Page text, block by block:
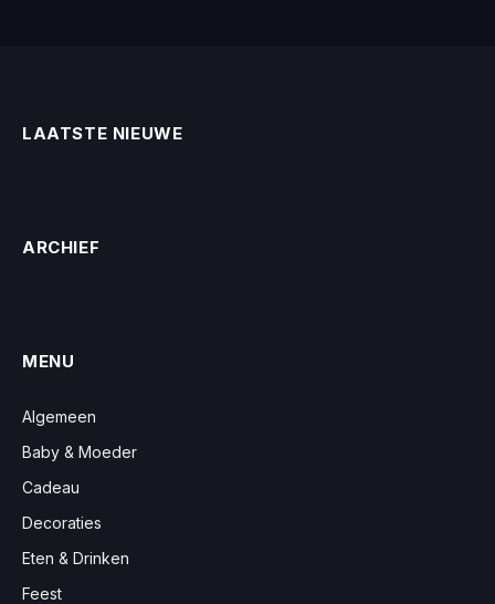
LAATSTE NIEUWE
ARCHIEF
MENU
Algemeen
Baby & Moeder
Cadeau
Decoraties
Eten & Drinken
Feest